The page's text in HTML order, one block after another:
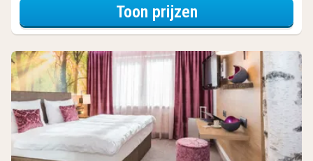
Toon prijzenvoor Verblijf &